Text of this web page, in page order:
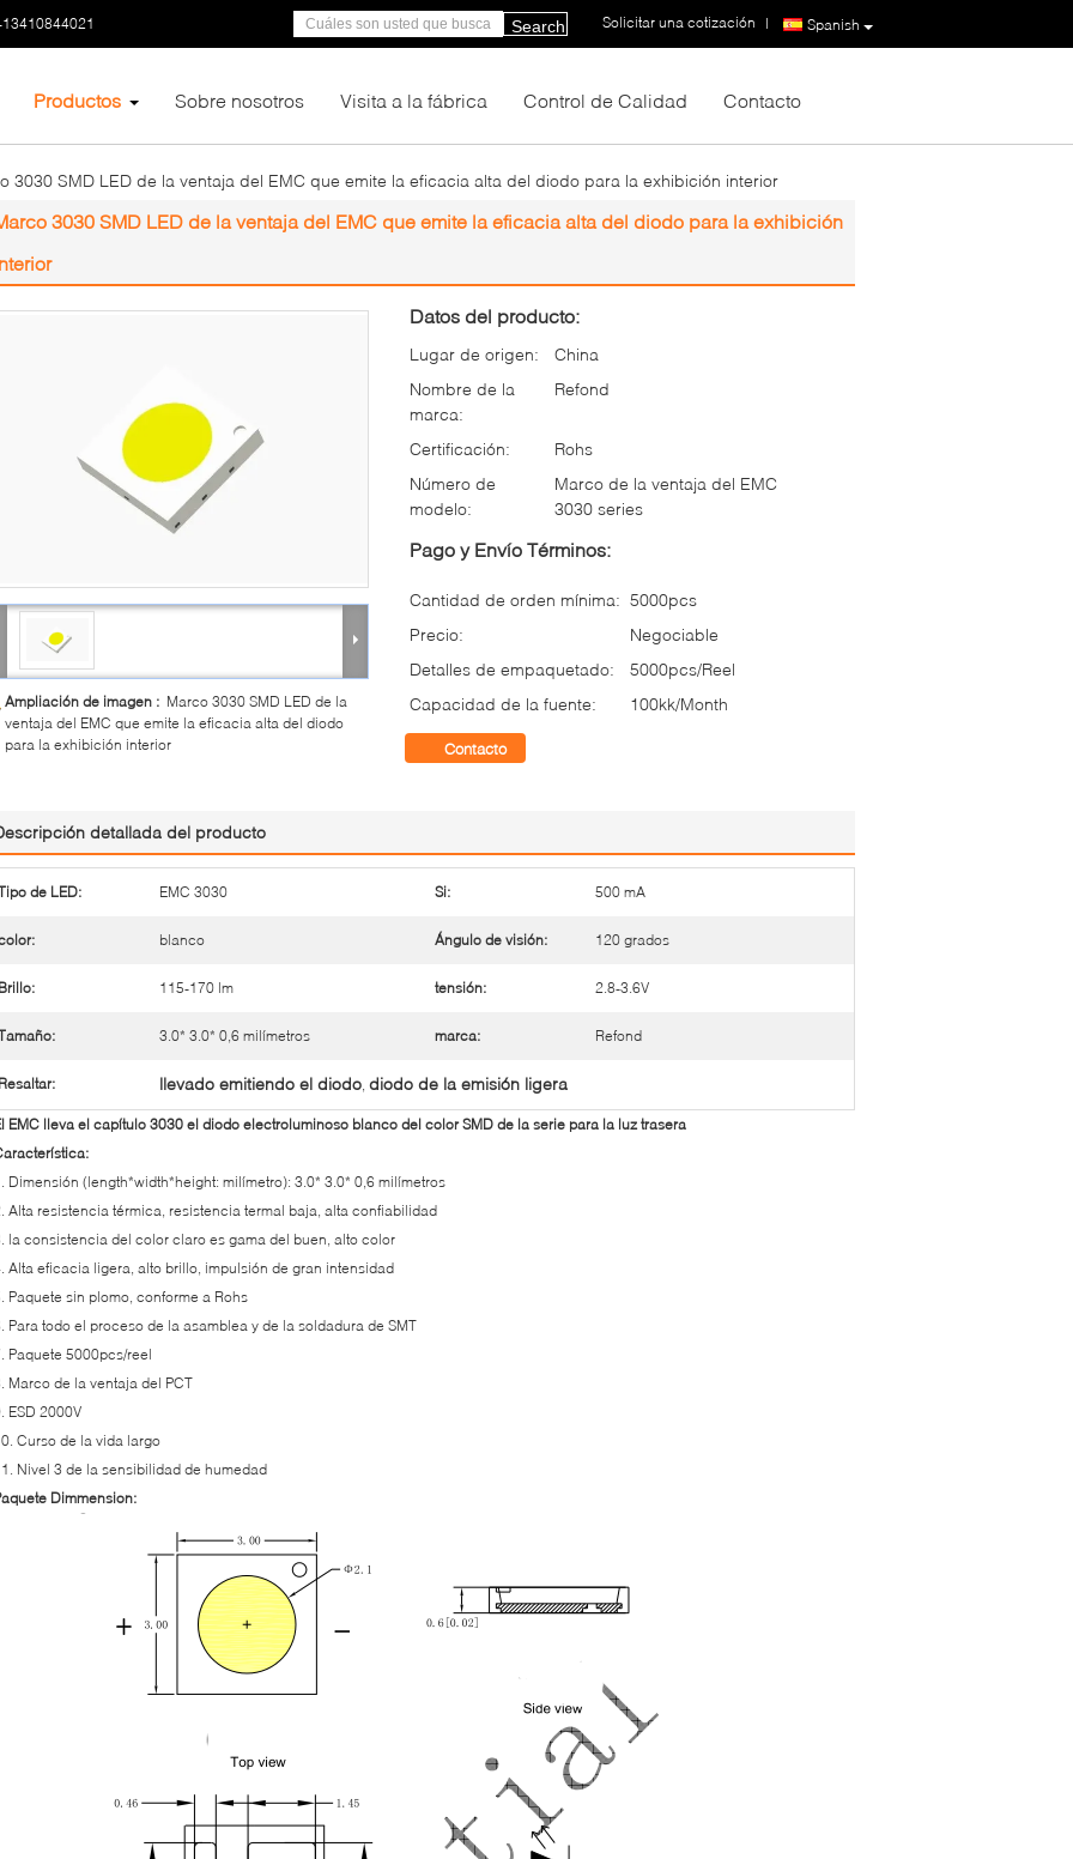
Spanish
Solicitar una cotización |
Search
Productos Sobre nosotros Visita a la fábrica Control de Calidad Contacto
3030 SMD LED de la ventaja del EMC que emite la eficacia alta del diodo para la exhibición interior
3030 SMD LED de la ventaja del EMC que emite la eficacia alta del diodo para la exhibición
Ampliación de imagen : Marco 3030 SMD LED de la
ventaja del EMC que emite la eficacia alta del diodo
para la exhibición interior
Datos del producto:
Lugar de origen:
China
Nombre de la
marca:
Refond
Certificación:
Rohs
Número de
modelo:
Marco de la ventaja del EMC
3030 series
Pago y Envío Términos:
Cantidad de orden mínima: 5000pcs
Precio:
Negociable
Detalles de empaquetado:
5000pcs/Reel
Capacidad de la fuente:
100kk/Month
Contacto
detallada del producto
de LED: EMC 3030 Si: 500 mA
blanco Ángulo de visión: 120 grados
Brillo: 115-170 lm tensión: 2.8-3.6V
3.0* 3.0* 0,6 milímetros marca: Refond
Resaltar: llevado emitiendo el diodo, diodo de la emisión ligera
EMC lleva el capítulo 3030 el diodo electroluminoso blanco del color SMD de la serie para la luz trasera
Dimensión (length*width*height: milímetro): 3.0* 3.0* 0,6 milímetros
Alta resistencia térmica, resistencia termal baja, alta confiabilidad
la consistencia del color claro es gama del buen, alto color
Alta eficacia ligera, alto brillo, impulsión de gran intensidad
Paquete sin plomo, conforme a Rohs
Para todo el proceso de la asamblea y de la soldadura de SMT
Paquete 5000pcs/reel
Marco de la ventaja del PCT
ESD 2000V
Curso de la vida largo
Nivel 3 de la sensibilidad de humedad
Dimmension: